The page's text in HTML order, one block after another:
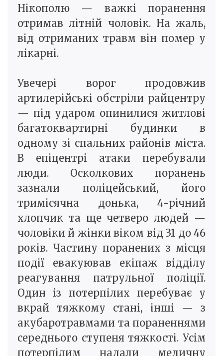
Нікополю — важкі поранення
отримав літній чоловік. На жаль,
від отриманих травм він помер у
лікарні.
Увечері ворог продовжив
артилерійські обстріли райцентру
— під ударом опинилися житлові
багатоквартирні будинки в
одному зі спальних районів міста.
В епіцентрі атаки перебували
люди. Осколкових поранень
зазнали поліцейський, його
тримісячна донька, 4-річний
хлопчик та ще четверо людей —
чоловіки й жінки віком від 31 до 46
років. Частину поранених з місця
події евакуював екіпаж відділу
реагування патрульної поліції.
Один із потерпілих перебуває у
вкрай тяжкому стані, інші — з
акубаротравмами та пораненнями
середнього ступеня тяжкості. Усім
потерпілим надали медичну